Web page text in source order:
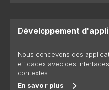
Développement
Nous concevons des
efficaces avec des
contextes.
En savoir plus